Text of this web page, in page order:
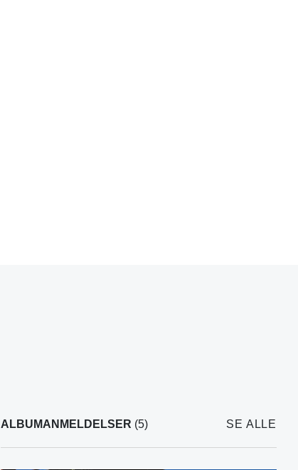
ALBUMANMELDELSER (5) SE ALLE